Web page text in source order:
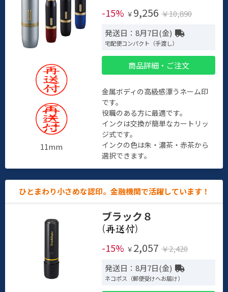
11mm
-15% ￥ 9,256 ￥10,890
発送日：8月7日(金)
宅配便コンパクト（手渡し）
商品詳細・ご注文
金属ボディの高級感漂うネーム印
です。
役職のある方に最適です。
インクは交換が簡単なカートリッ
ジ式です。
インクの色は朱・濃茶・赤茶から
選択できます。
ひとまわり小さめな認印。金融機関で活躍しています！
ブラック８
(
)
-15% ￥ 2,057 ￥2,420
発送日：8月7日(金)
ネコポス（郵便受けへお届け）